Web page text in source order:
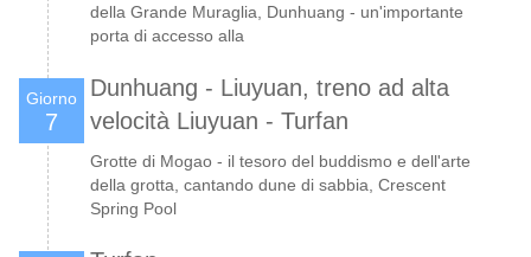
della Grande Muraglia, Dunhuang - un'importante
porta di accesso alla
Giorno
7
Dunhuang - Liuyuan, treno ad alta
velocità Liuyuan - Turfan
Grotte di Mogao - il tesoro del buddismo e dell'arte
della grotta, cantando dune di sabbia, Crescent
Spring Pool